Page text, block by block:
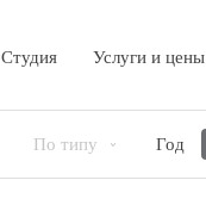
Студия Услуги и цены
По типу Год